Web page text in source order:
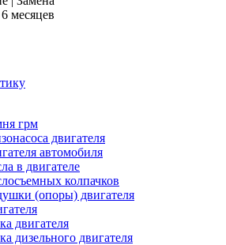
месяцев
грм
двигателя
автомобиля
в двигателе
колпачков
(опоры) двигателя
двигателя
дизельного двигателя